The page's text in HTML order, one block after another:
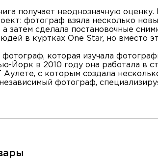
получает неоднозначную
фотограф взяла несколько
а затем сделала постановочные
в куртках One Star, но вместо
которая изучала
Йорк в 2010 году она работала в
с которым создала
фотограф,